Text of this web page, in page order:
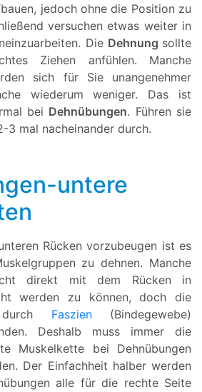
jedoch ohne die Position zu
versuchen etwas weiter in
Die Dehnung sollte
Ziehen anfühlen. Manche
sich für Sie unangenehmer
wiederum weniger. Das ist
bei Dehnübungen. Führen sie
3 mal nacheinander durch.
untere
Rücken vorzubeugen ist es
zu dehnen. Manche
direkt mit dem Rücken in
werden zu können, doch die
Faszien
(Bindegewebe)
Deshalb muss immer die
Muskelkette bei Dehnübungen
Der Einfachheit halber werden
alle für die rechte Seite